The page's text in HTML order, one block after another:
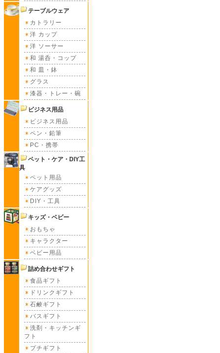
テーブルウェア
カトラリー
洋 カップ
洋 ソーサー
和 湯呑・コップ
和 皿・鉢
グラス
漆器・トレー・碗
ビジネス用品
ビジネス用品
ペン・鉛筆
PC・携帯
ペット・ケア・DIY工
具
ペット用品
ケアグッズ
DIY・工具
キッズ・ベビー
おもちゃ
キャラクター
ベビー用品
詰め合わせギフト
食品ギフト
ドリンクギフト
石鹸ギフト
バスギフト
洗剤・キッチンギ
フト
プチギフト